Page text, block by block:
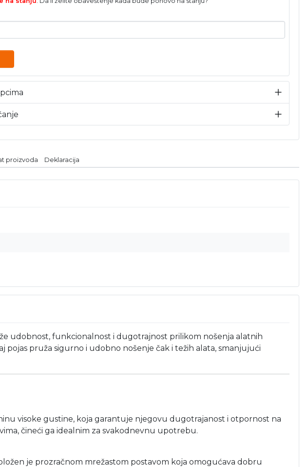
proizvoda Deklaracija
udobnost, funkcionalnost i dugotrajnost prilikom nošenja alatnih
pruža sigurno i udobno nošenje čak i težih alata, smanjujući
visoke gustine, koja garantuje njegovu dugotrajanost i otpornost na
čineći ga idealnim za svakodnevnu upotrebu.
je prozračnom mrežastom postavom koja omogućava dobru